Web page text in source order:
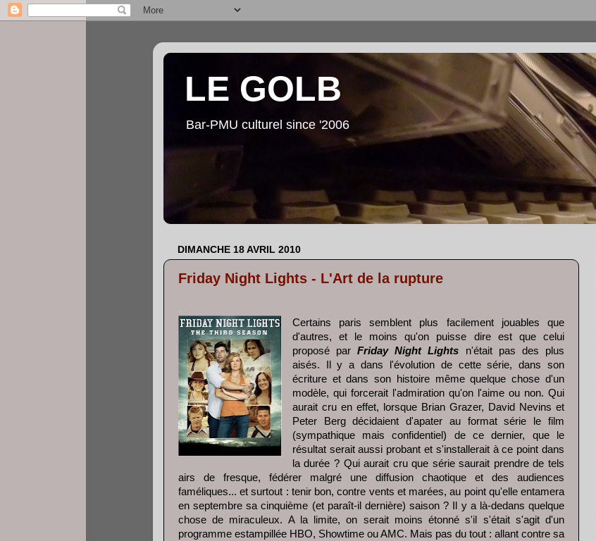
LE GOLB
Bar-PMU culturel since '2006
DIMANCHE 18 AVRIL 2010
Friday Night Lights - L'Art de la rupture
Certains paris semblent plus facilement jouables que
d'autres, et le moins qu'on puisse dire est que celui
proposé parFriday Night Lights n'était pas des plus
aisés. Il y a dans l'évolution de cette série, dans son
écriture et dans son histoire même quelque chose d'un
modèle, qui forcerait l'admiration qu'on l'aime ou non. Qui
aurait cru en effet, lorsque Brian Grazer, David Nevins et
Peter Berg décidaient d'apater au format série le film
(sympathique mais confidentiel) de ce dernier, que le
résultat serait aussi probant et s'installerait à ce point dans
la durée ? Qui aurait cru que série saurait prendre de tels
airs de fresque, fédérer malgré une diffusion chaotique et des audiences
faméliques... et surtout : tenir bon, contre vents et marées, au point qu'elle entamera
en septembre sa cinquième (et paraît-il dernière) saison ? Il y a là-dedans quelque
chose de miraculeux. A la limite, on serait moins étonné s'il s'était s'agit d'un
programme estampillée HBO, Showtime ou AMC. Mais pas du tout : allant contre sa